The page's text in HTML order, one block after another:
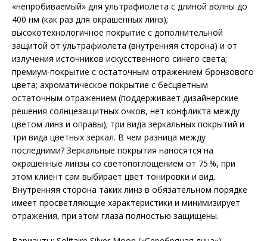
«непробиваемый» для ультрафиолета с длиной волны до
400 нм (как раз для окрашенных линз);
высокотехнологичное покрытие с дополнительной
защитой от ультрафиолета (внутренняя сторона) и от
излучения источников искусственного синего света;
премиум-покрытие с остаточным отражением бронзового
цвета; ахроматическое покрытие с бесцветным
остаточным отражением (поддерживает дизайнерские
решения солнцезащитных очков, нет конфликта между
цветом линз и оправы); три вида зеркальных покрытий и
три вида цветных зеркал. В чем разница между
последними? Зеркальные покрытия наносятся на
окрашенные линзы со светопоглощением от 75 %, при
этом клиент сам выбирает цвет тонировки и вид.
Внутренняя сторона таких линз в обязательном порядке
имеет просветляющие характеристики и минимизирует
отражения, при этом глаза полностью защищены.